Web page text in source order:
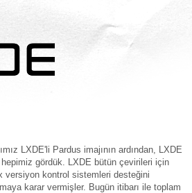
LXDE'li Pardus imajının ardından, LXDE
gördük. LXDE bütün çevirileri için
versiyon kontrol sistemleri desteğini
karar vermişler. Bugün itibarı ile toplam